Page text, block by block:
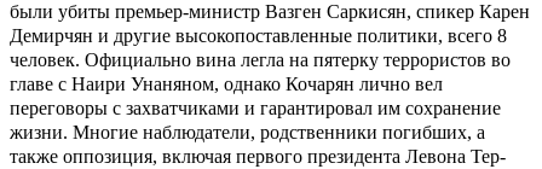
были убиты премьер-министр Вазген Саркисян, спикер Карен
Демирчян и другие высокопоставленные политики, всего 8
человек. Официально вина легла на пятерку террористов во
главе с Наири Унаняном, однако Кочарян лично вел
переговоры с захватчиками и гарантировал им сохранение
жизни. Многие наблюдатели, родственники погибших, а
также оппозиция, включая первого президента Левона Тер-